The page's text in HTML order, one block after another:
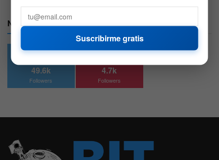
Nuestras Redes:
49.6k
Followers
4.7k
Followers
Suscribirme gratis